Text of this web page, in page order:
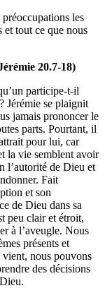
les
tout ce que nous
20.7-18)
participe-t-il
Jérémie se plaignit
jamais prononcer le
parts. Pourtant, il
pour lui, car
la vie semblent avoir
l’autorité de Dieu et
Fait
et son
de Dieu dans sa
peu clair et étroit,
à l’aveugle. Nous
présents et
nous pouvons
des décisions